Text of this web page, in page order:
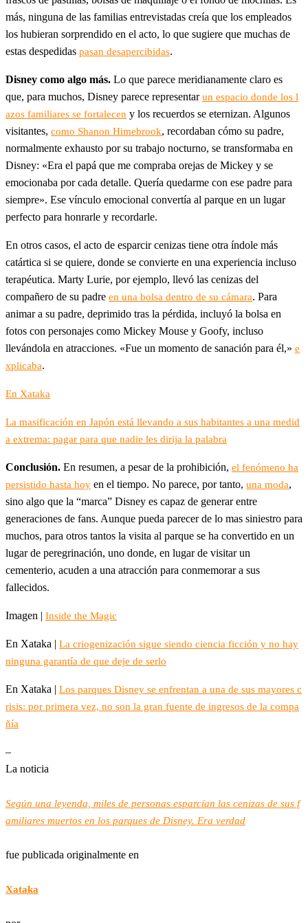
más, ninguna de las familias entrevistadas creía que los empleados
los hubieran sorprendido en el acto, lo que sugiere que muchas de
estas despedidas pasan desapercibidas.
Disney como algo más. Lo que parece meridianamente claro es
que, para muchos, Disney parece representarun espacio donde los l
azos familiares se fortalecen y los recuerdos se eternizan. Algunos
visitantes, como Shanon Himebrook, recordaban cómo su padre,
normalmente exhausto por su trabajo nocturno, se transformaba en
Disney: «Era el papá que me compraba orejas de Mickey y se
emocionaba por cada detalle. Quería quedarme con ese padre para
siempre». Ese vínculo emocional convertía al parque en un lugar
perfecto para honrarle y recordarle.
En otros casos, el acto de esparcir cenizas tiene otra índole más
catártica si se quiere, donde se convierte en una experiencia incluso
terapéutica. Marty Lurie, por ejemplo, llevó las cenizas del
compañero de su padre en una bolsa dentro de su cámara. Para
animar a su padre, deprimido tras la pérdida, incluyó la bolsa en
fotos con personajes como Mickey Mouse y Goofy, incluso
llevándola en atracciones. «Fue un momento de sanación para él,» e
xplicaba.
En Xataka
La masificación en Japón está llevando a sus habitantes a una medid
a extrema: pagar para que nadie les dirija la palabra
Conclusión. En resumen, a pesar de la prohibición, el fenómeno ha
persistido hasta hoy en el tiempo. No parece, por tanto, una moda,
sino algo que la “marca” Disney es capaz de generar entre
generaciones de fans. Aunque pueda parecer de lo mas siniestro para
muchos, para otros tantos la visita al parque se ha convertido en un
lugar de peregrinación, uno donde, en lugar de visitar un
cementerio, acuden a una atracción para conmemorar a sus
fallecidos.
Imagen | Inside the Magic
En Xataka | La criogenización sigue siendo ciencia ficción y no hay
ninguna garantía de que deje de serlo
En Xataka | Los parques Disney se enfrentan a una de sus mayores c
risis: por primera vez, no son la gran fuente de ingresos de la compa
ñía
–
La noticia
Según una leyenda, miles de personas esparcían las cenizas de sus f
amiliares muertos en los parques de Disney. Era verdad
fue publicada originalmente en
Xataka